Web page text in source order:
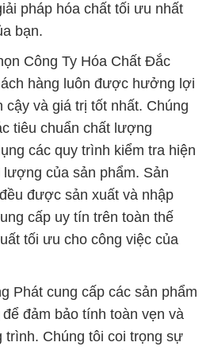
pháp hóa chất tối ưu nhất
bạn.
Công Ty Hóa Chất Đắc
hàng luôn được hưởng lợi
và giá trị tốt nhất. Chúng
tiêu chuẩn chất lượng
các quy trình kiểm tra hiện
của sản phẩm. Sản
được sản xuất và nhập
cấp uy tín trên toàn thế
tối ưu cho công việc của
Phát cung cấp các sản phẩm
đảm bảo tính toàn vẹn và
trình. Chúng tôi coi trọng sự